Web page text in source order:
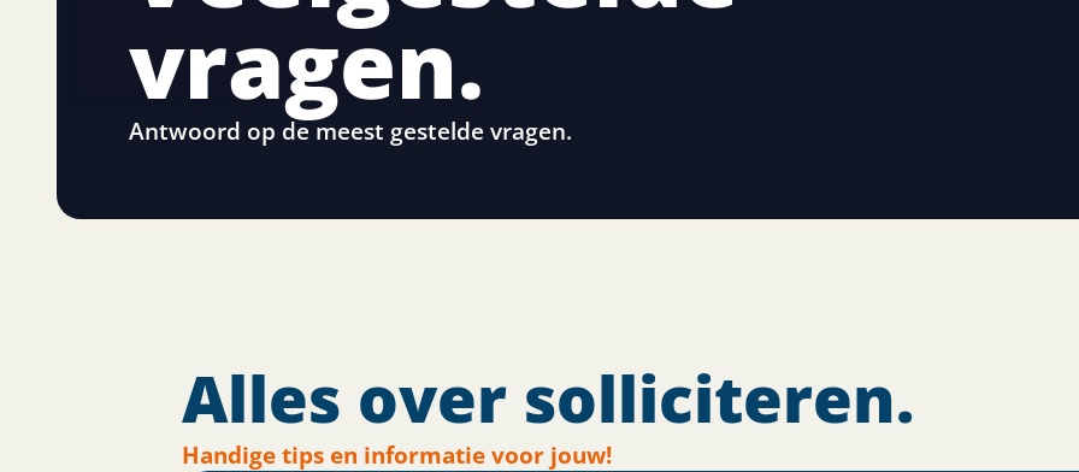
vragen.
Antwoord op de meest gestelde vragen.
Alles over solliciteren.
Handige tips en informatie voor jouw!